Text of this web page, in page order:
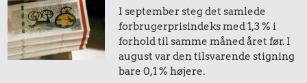
I september steg det samlede
forbrugerprisindeks med 1,3 % i
forhold til samme måned året før. I
august var den tilsvarende stigning
bare 0,1 % højere.